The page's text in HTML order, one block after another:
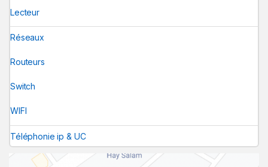
Lecteur
Réseaux
Routeurs
Switch
WIFI
Téléphonie ip & UC